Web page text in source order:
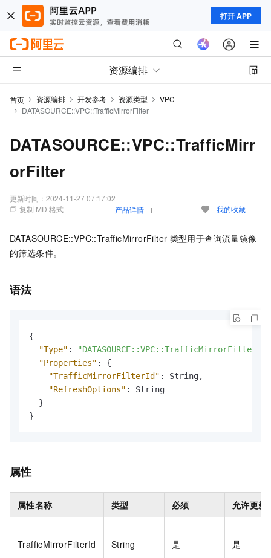
打开 APP
资源编排
首页 资源编排 开发参考 资源类型
VPC
DATASOURCE::VPC::TrafficMirrorFilter
DATASOURCE::VPC::TrafficMirr
orFilter
更新时间： 2024-11-27 07:17:02
复制 MD 格式
产品详情 我的收藏
DATASOURCE::VPC::TrafficMirrorFilter 类型用于查询流量镜像
的筛选条件。
语法
{
"Type" : "DATASOURCE::VPC::TrafficMirrorFilter"
"Properties" :
{
"TrafficMirrorFilterId" : String,
"RefreshOptions" :
String
}
}
属性
属性名称 类型 必须 允许更新
TrafficMirrorFilterId String 是 是